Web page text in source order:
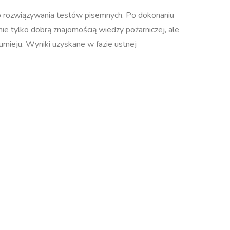
testów pisemnych. Po dokonaniu
tylko dobrą znajomością wiedzy pożarniczej, ale
Wyniki uzyskane w fazie ustnej